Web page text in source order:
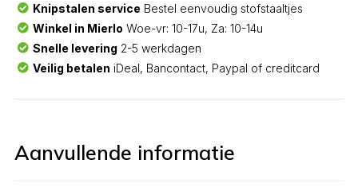
Knipstalen service Bestel eenvoudig stofstaaltjes
Winkel in Mierlo Woe-vr: 10-17u, Za: 10-14u
Snelle levering 2-5 werkdagen
Veilig betalen iDeal, Bancontact, Paypal of creditcard
Aanvullende informatie